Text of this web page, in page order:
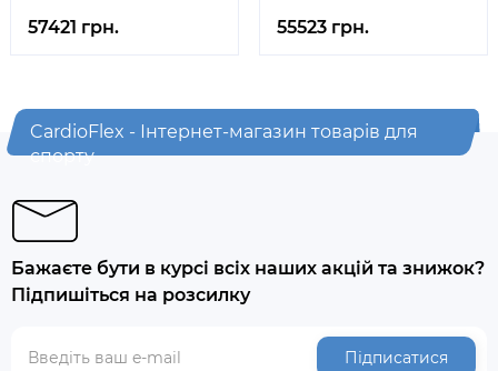
57421 грн. 55523 грн.
CardioFlex - Інтернет-магазин товарів для
спорту
Бажаєте бути в курсі всіх наших акцій та знижок?
Підпишіться на розсилку
Підписатися